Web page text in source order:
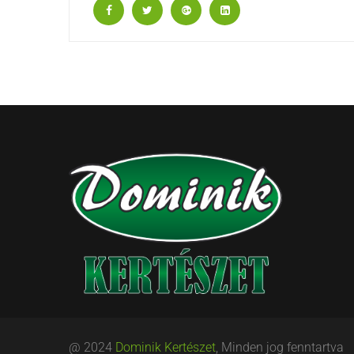
@ 2024 Dominik Kertészet , Minden jog fenntartva